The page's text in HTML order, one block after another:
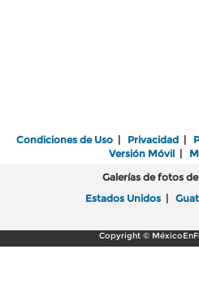
Condiciones de Uso | Privacidad |
Versión Móvil|
Galerías de fotos
Estados Unidos |
Copyright ©